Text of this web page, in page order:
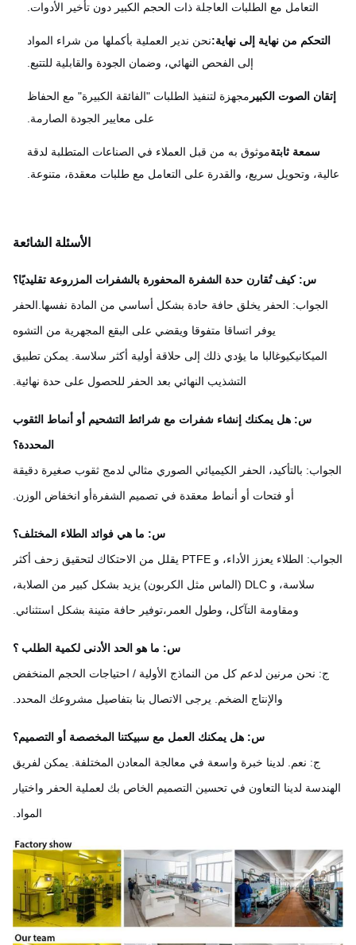
التعامل مع الطلبات العاجلة ذات الحجم الكبير دون تأخير الأدوات.
التحكم من نهاية إلى نهاية: نحن ندير العملية بأكملها من شراء المواد
إلى الفحص النهائي، وضمان الجودة والقابلية للتتبع.
الصوت الكبير مجهزة لتنفيذ الطلبات "الفائقة الكبيرة" مع الحفاظ
على معايير الجودة الصارمة.
سمعة ثابتةموثوق به من قبل العملاء في الصناعات المتطلبة لدقة
وتحويل سريع، والقدرة على التعامل مع طلبات معقدة، متنوعة.
الأسئلة الشائعة
س: كيف تُقارن حدة الشفرة المحفورة بالشفرات المزروعة تقليديًا؟
الجواب: الحفر يخلق حافة حادة بشكل أساسي من المادة نفسها.الحفر
يوفر اتساقا متفوقا ويقضي على البقع المجهرية من التشوه
الميكانيكيوغالبا ما يؤدي ذلك إلى حلاقة أولية أكثر سلاسة. يمكن تطبيق
التشذيب النهائي بعد الحفر للحصول على حدة نهائية.
س: هل يمكنك إنشاء شفرات مع شرائط التشحيم أو أنماط الثقوب
المحددة؟
بالتأكيد، الحفر الكيميائي الصوري مثالي لدمج ثقوب صغيرة دقيقة
أو فتحات أو أنماط معقدة في تصميم الشفرةأو انخفاض الوزن.
س: ما هي فوائد الطلاء المختلف؟
الجواب: الطلاء يعزز الأداء، و PTFE يقلل من الاحتكاك لتحقيق زحف أكثر
سلاسة، و DLC (الماس مثل الكربون) يزيد بشكل كبير من الصلابة،
ومقاومة التآكل، وطول العمر،توفير حافة متينة بشكل استثنائي.
س: ما هو الحد الأدنى لكمية الطلب ؟
ج: نحن مرنين لدعم كل من النماذج الأولية / احتياجات الحجم المنخفض
والإنتاج الضخم. يرجى الاتصال بنا بتفاصيل مشروعك المحدد.
س: هل يمكنك العمل مع سبيكتنا المخصصة أو التصميم؟
ج: نعم. لدينا خبرة واسعة في معالجة المعادن المختلفة. يمكن لفريق
لدينا التعاون في تحسين التصميم الخاص بك لعملية الحفر واختيار
المواد.